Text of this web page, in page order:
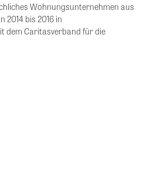
Wohnungsunternehmen aus
2014 bis 2016 in
dem Caritasverband für die